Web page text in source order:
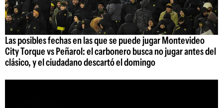
Las posibles fechas en las que se puede jugar Montevideo
City Torque vs Peñarol: el carbonero busca no jugar antes del
clásico, y el ciudadano descartó el domingo